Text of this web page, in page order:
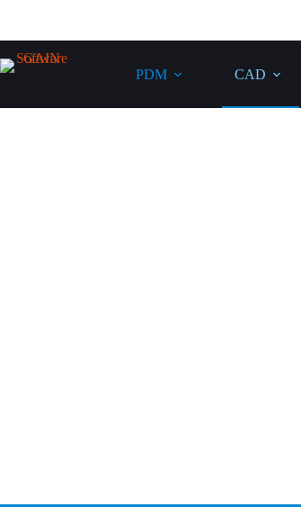
PDM CAD